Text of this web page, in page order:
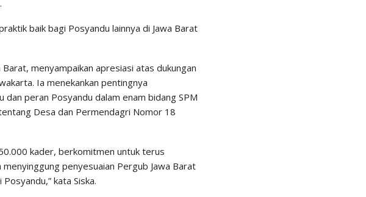
baik bagi Posyandu lainnya di Jawa Barat
menyampaikan apresiasi atas dukungan
Ia menekankan pentingnya
peran Posyandu dalam enam bidang SPM
Desa dan Permendagri Nomor 18
kader, berkomitmen untuk terus
penyesuaian Pergub Jawa Barat
kata Siska.